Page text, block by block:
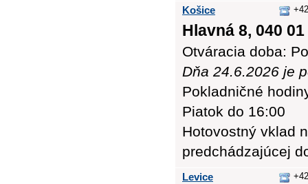
Košice
Hlavná 8, 040 01
Otváracia doba:
Dňa 24.6.2026 je
Pokladničné
Piatok do 16:00
Hotovostný vklad
predchádzajúcej
Levice